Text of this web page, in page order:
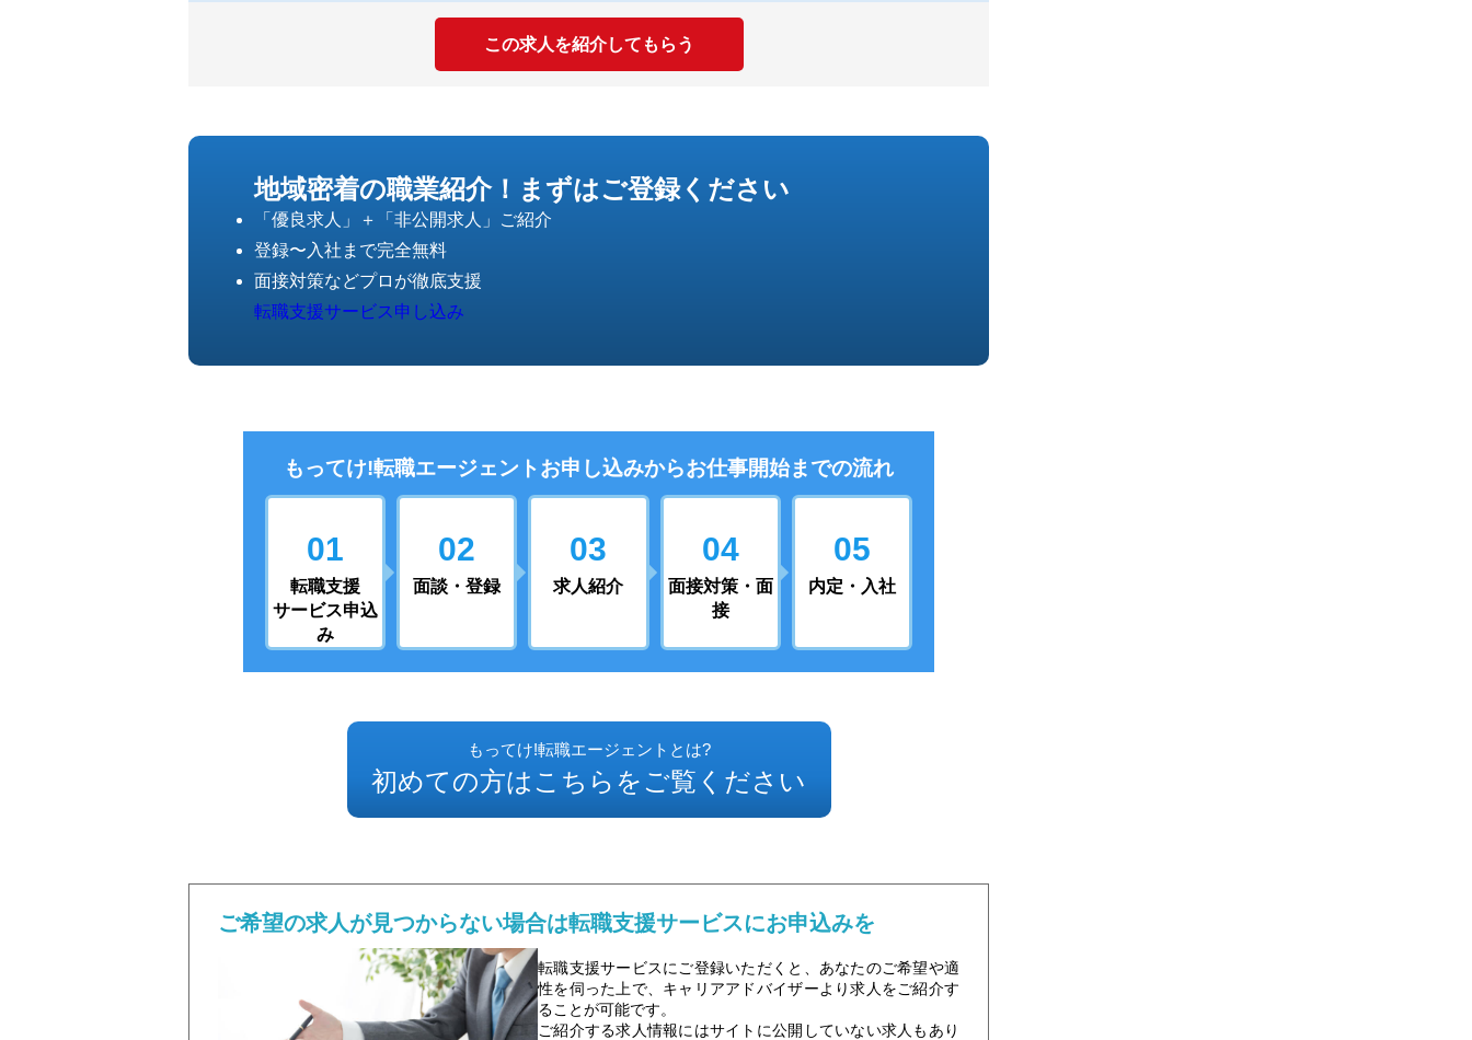
この求人を紹介してもらう
地域密着の職業紹介！ まずはご登録ください
「優良求人」＋「非公開求人」ご紹介
登録〜入社まで完全無料
面接対策などプロが徹底支援
転職支援サービス申し込み
もってけ!転職エージェントお申し込みからお仕事開始までの流れ
01
転職支援
サービス申込
み
02
面談・登録
03
求人紹介
04
面接対策・面
接
05
内定・入社
もってけ!転職エージェントとは?
初めての方はこちらをご覧ください
ご希望の求人が見つからない場合は転職支援サービスにお申込みを
転職支援サービスにご登録いただくと、あなたのご希望や適
性を伺った上で、キャリアアドバイザーより求人をご紹介す
ることが可能です。
ご紹介する求人情報にはサイトに公開していない求人もあり